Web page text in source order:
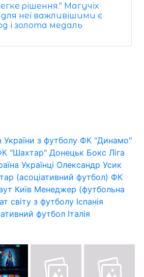
рішення." Магучіх
неї важливішими є
і золота медаль
України з футболу ФК "Динамо"
"Шахтар" Донецьк Бокс Ліга
Українці Олександр Усик
(асоціативний футбол) ФК
Київ Менеджер (футбольна
світу з футболу Іспанія
футбол Італія